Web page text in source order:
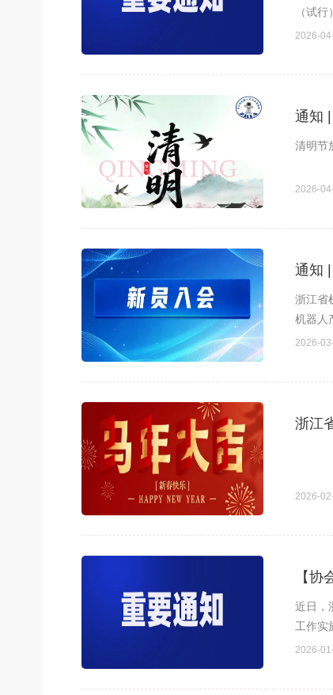
（试
2026-
通知
清明节
2026-
通知
浙江省
机器人
发起创
2026-
浙江
2026-
【
近日，
工作实
2026-